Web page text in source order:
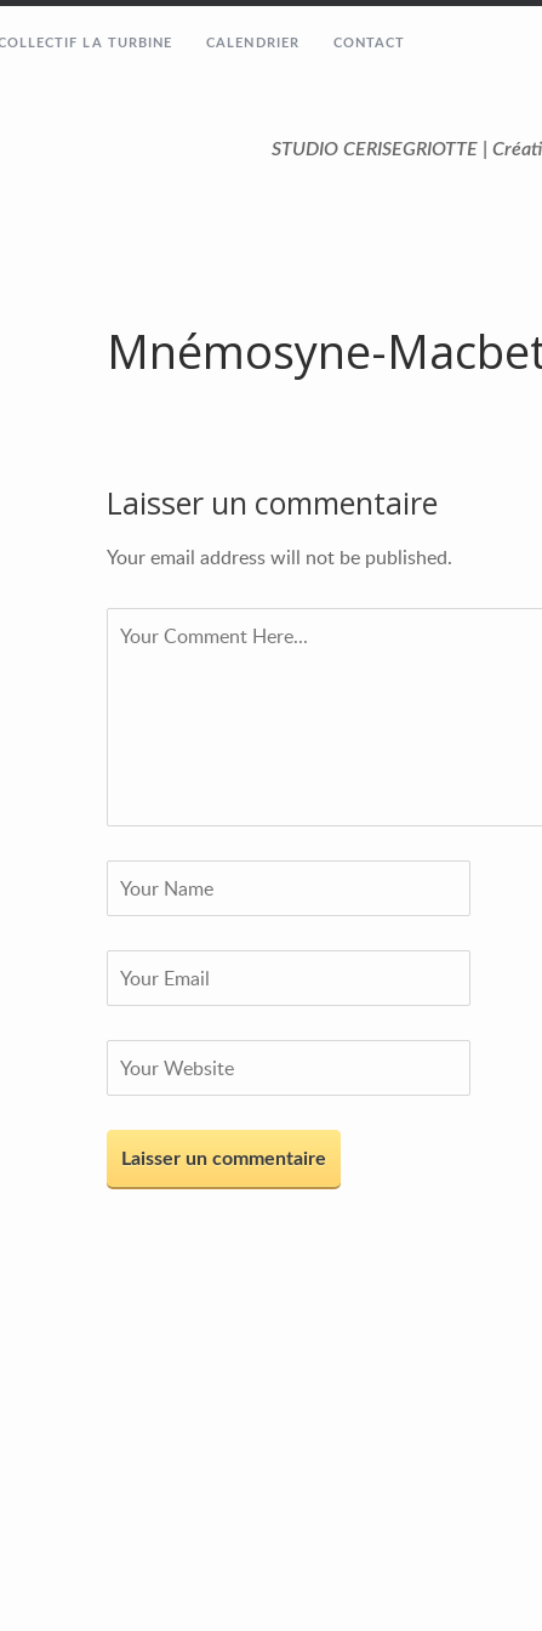
LA TURBINE CALENDRIER CONTACT
STUDIO CERISEGRIOTTE |
Mnémosyne-
Laisser un commentaire
Your email address will not be published.